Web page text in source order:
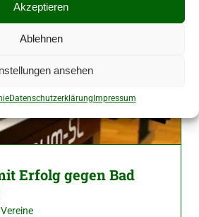
Akzeptieren
Ablehnen
ansehen
DatenschutzerklärungImpressum
Erfolg gegen Bad
Vereine